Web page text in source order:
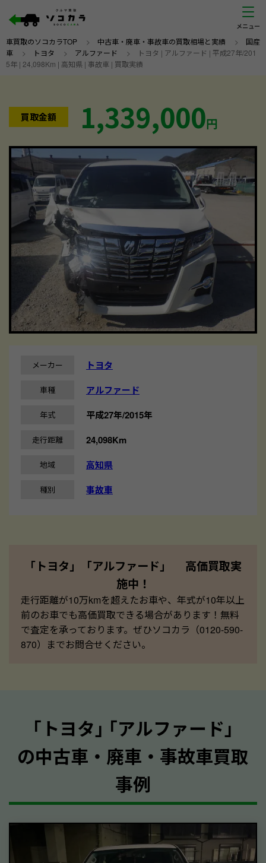
車買取のソコカラTOP > 中古車・廃車・事故車の買取相場と実績 > 国産
車 > トヨタ > アルファード >
トヨタ | アルファード | 平成27年/201
5年 | 24,098Km | 高知県 | 事故車 | 買取実績
買取金額 1,339,000円
メーカー トヨタ
車種 アルファード
年式 平成27年/2015年
走行距離 24,098Km
地域 高知県
種別 事故車
「トヨタ」「アルファード」 高価買取実
施中！
走行距離が10万kmを超えたお車や、年式が10年以上
前のお車でも高価買取できる場合があります！無料
で査定を承っております。ぜひソコカラ（0120-590-
870）までお問合せください。
｢トヨタ｣ ｢アルファード｣
の中古車・廃車・事故車買取
事例